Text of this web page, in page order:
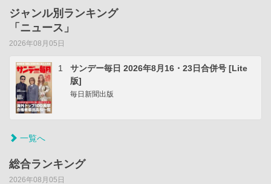
ジャンル別ランキング
「ニュース」
2026年08月05日
1
サンデー毎日 2026年8月16・23日合併号 [Lite
版]
毎日新聞出版
一覧へ
総合ランキング
2026年08月05日